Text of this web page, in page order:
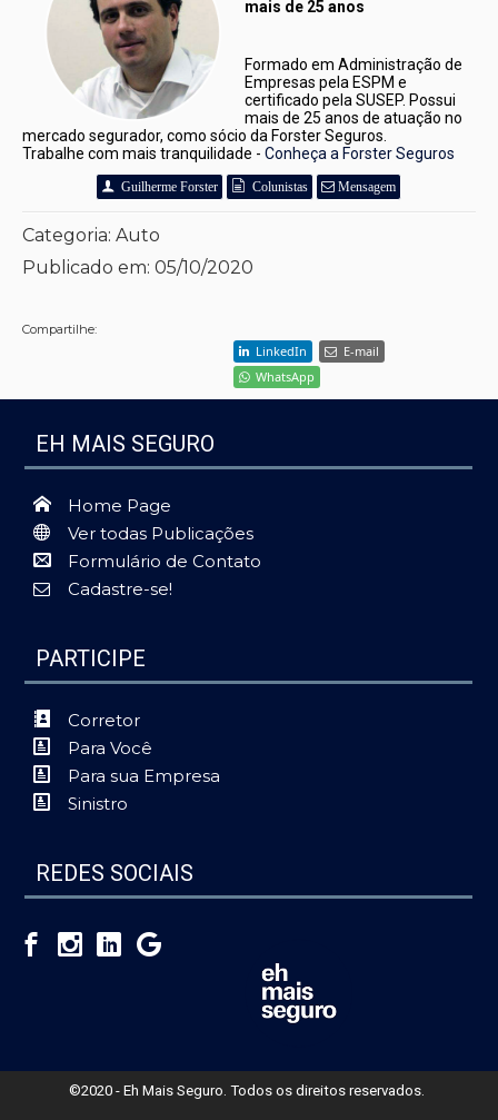
mais de 25 anos
Formado em Administração de
Empresas pela ESPM e
certificado pela SUSEP. Possui
mais de 25 anos de atuação no
mercado segurador, como sócio da Forster Seguros.
Trabalhe com mais tranquilidade - Conheça a Forster Seguros
Guilherme Forster Colunistas Mensagem
Categoria: Auto
Publicado em: 05/10/2020
Compartilhe:
LinkedIn
E-mail
WhatsApp
EH MAIS SEGURO
Home Page
Ver todas Publicações
Formulário de Contato
Cadastre-se!
PARTICIPE
Corretor
Para Você
Para sua Empresa
Sinistro
REDES SOCIAIS
©2020 - Eh Mais Seguro. Todos os direitos reservados.